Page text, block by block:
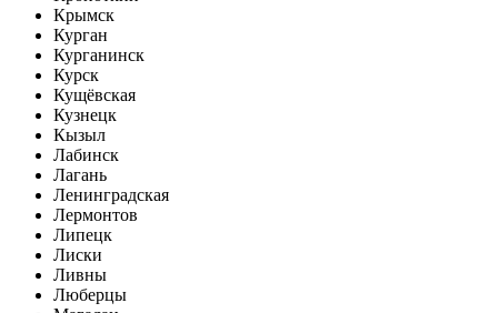
Крымск
Курган
Курганинск
Курск
Кущёвская
Кузнецк
Кызыл
Лабинск
Лагань
Ленинградская
Лермонтов
Липецк
Лиски
Ливны
Люберцы